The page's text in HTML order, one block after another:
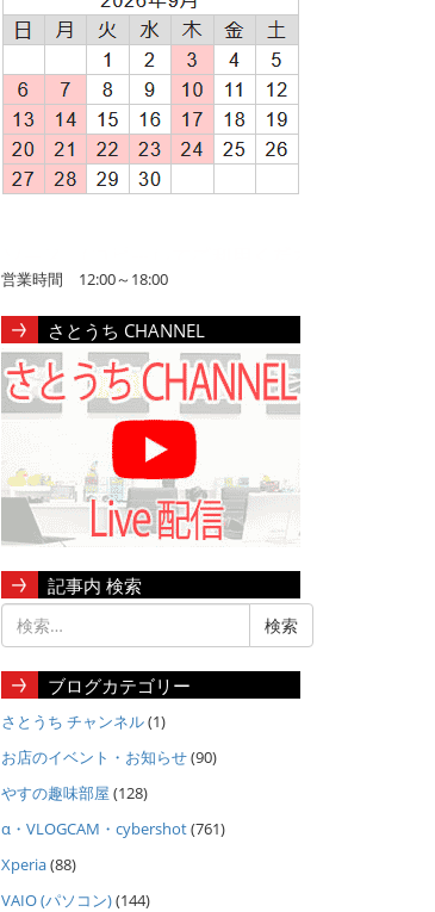
営業時間 12:00～18:00
さとうち CHANNEL
記事内 検索
ブログカテゴリー
さとうち チャンネル(1)
お店のイベント・お知らせ(90)
やすの趣味部屋 (128)
α・VLOGCAM・cybershot(761)
Xperia(88)
VAIO (パソコン)(144)